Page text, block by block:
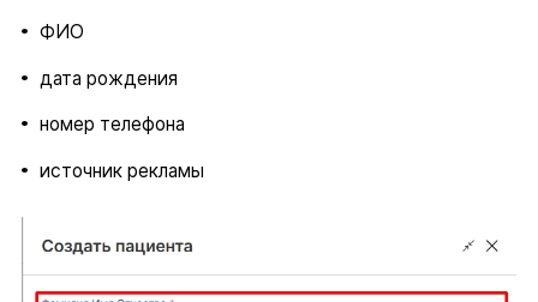
ФИО
дата рождения
номер телефона
источник рекламы